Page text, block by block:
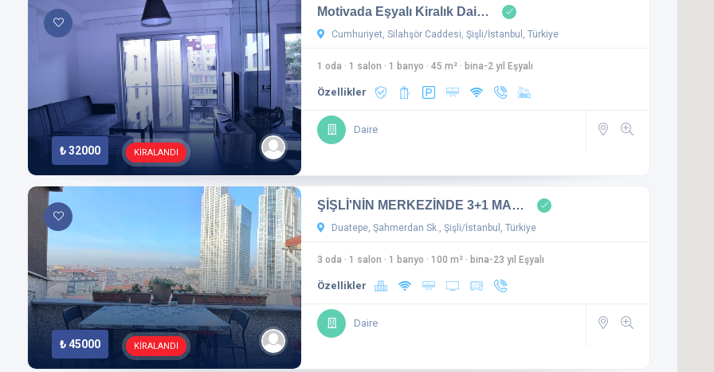
Filtreleri Sıfırla
₺ 32000 KİRALANDI
Motivada Eşyalı Kiralık Dai…
Cumhuriyet, Silahşör Caddesi, Şişli/İstanbul, Türkiye
1 oda ·1 salon ·1 banyo ·45 m² · bina-2 yıl Eşyalı
Özellikler
Daire
₺ 45000 KİRALANDI
ŞİŞLİ'NİN MERKEZİNDE 3+1 MA…
Duatepe, Şahmerdan Sk., Şişli/İstanbul, Türkiye
3 oda ·1 salon ·1 banyo ·100 m² · bina-23 yıl Eşyalı
Özellikler
Daire